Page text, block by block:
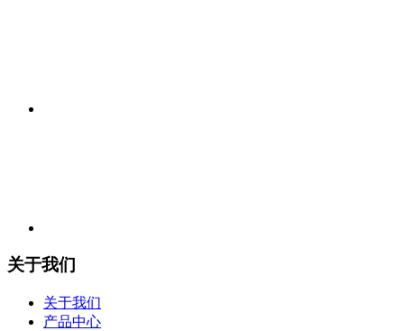
关于我们
关于我们
产品中心